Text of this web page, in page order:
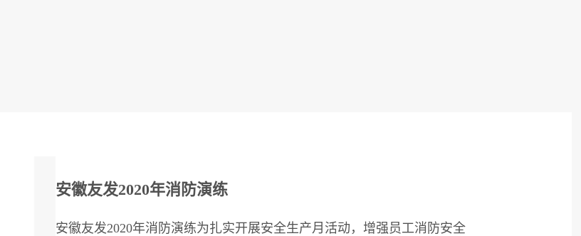
安徽友发2020年消防演练
安徽友发2020年消防演练为扎实开展安全生产月活动，增强员工消防安全